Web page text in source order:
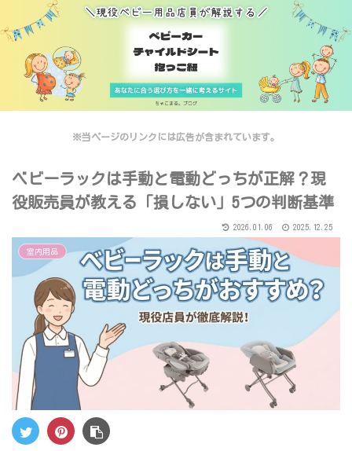
※当ページのリンクには広告が含まれています。
ベビーラックは手動と電動どっちが正解？現
役販売員が教える「損しない」5つの判断基準
2026.01.06 2025.12.25
室内用品